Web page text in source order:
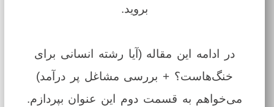
بروید.
در ادامه این مقاله (آیا رشته انسانی برای
خنگ‌هاست؟ + بررسی مشاغل پر درآمد)
می‌خواهم به قسمت دوم این عنوان بپردازم.